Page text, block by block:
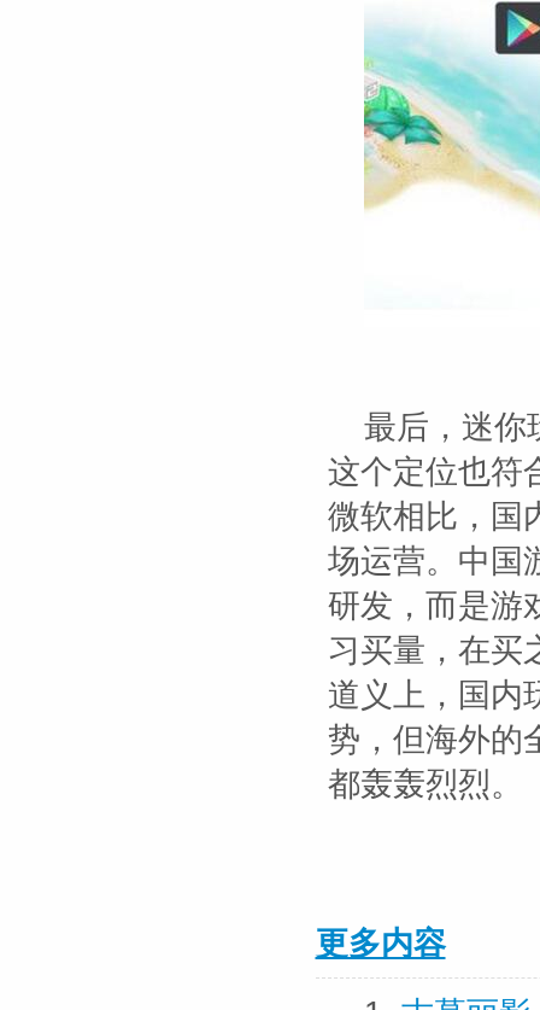
最后，迷你
这个定位也符
微软相比，国
场运营。中国
研发，而是游
习买量，在买
道义上，国内
势，但海外的
都轰轰烈烈。
更多内容